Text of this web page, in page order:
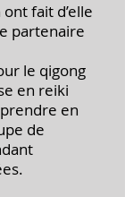
fait d’elle
partenaire
le qigong
en reiki
en
de